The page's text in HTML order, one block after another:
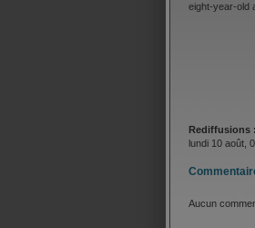
eight-year-old
Rediffusions :
lundi 10 août,
Aucun